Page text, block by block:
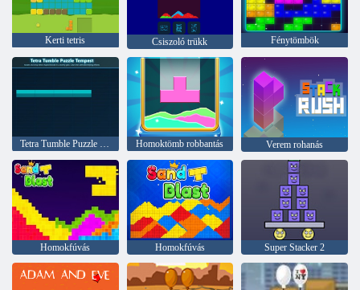
Kerti tetris Csiszoló trükk Fénytömbök
Tetra Tumble Puzzle játék Homoktömb robbantás Verem rohanás
Homokfúvás Homokfúvás Super Stacker 2